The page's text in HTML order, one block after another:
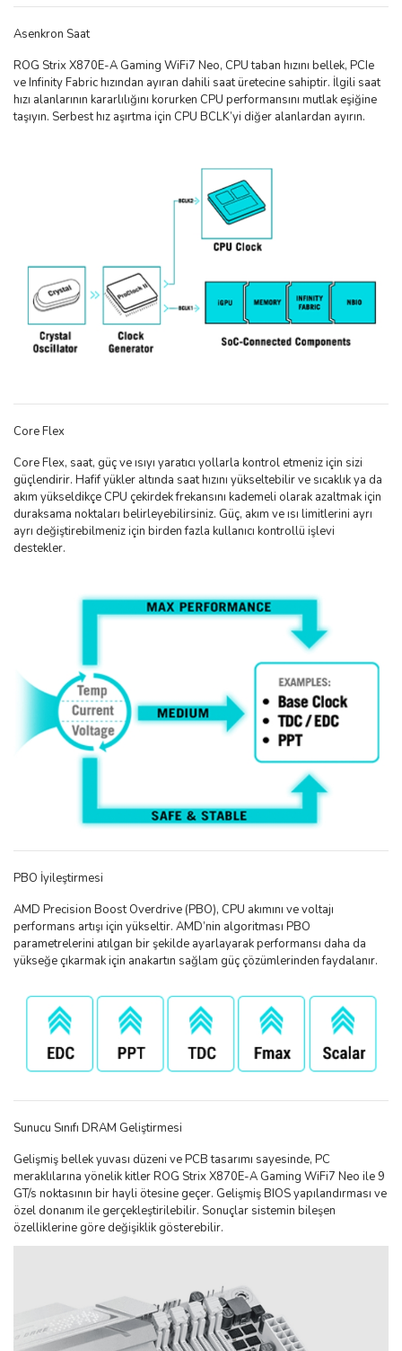
Asenkron Saat
ROG Strix X870E-A Gaming WiFi7 Neo, CPU taban hızını bellek, PCIe
ve Infinity Fabric hızından ayıran dahili saat üretecine sahiptir. İlgili saat
hızı alanlarının kararlılığını korurken CPU performansını mutlak eşiğine
taşıyın. Serbest hız aşırtma için CPU BCLK’yi diğer alanlardan ayırın.
Core Flex
Core Flex, saat, güç ve ısıyı yaratıcı yollarla kontrol etmeniz için sizi
güçlendirir. Hafif yükler altında saat hızını yükseltebilir ve sıcaklık ya da
akım yükseldikçe CPU çekirdek frekansını kademeli olarak azaltmak için
duraksama noktaları belirleyebilirsiniz. Güç, akım ve ısı limitlerini ayrı
ayrı değiştirebilmeniz için birden fazla kullanıcı kontrollü işlevi
destekler.
PBO İyileştirmesi
AMD Precision Boost Overdrive (PBO), CPU akımını ve voltajı
performans artışı için yükseltir. AMD’nin algoritması PBO
parametrelerini atılgan bir şekilde ayarlayarak performansı daha da
yükseğe çıkarmak için anakartın sağlam güç çözümlerinden faydalanır.
Sunucu Sınıfı DRAM Geliştirmesi
Gelişmiş bellek yuvası düzeni ve PCB tasarımı sayesinde, PC
meraklılarına yönelik kitler ROG Strix X870E-A Gaming WiFi7 Neo ile 9
GT/s noktasının bir hayli ötesine geçer. Gelişmiş BIOS yapılandırması ve
özel donanım ile gerçekleştirilebilir. Sonuçlar sistemin bileşen
özelliklerine göre değişiklik gösterebilir.